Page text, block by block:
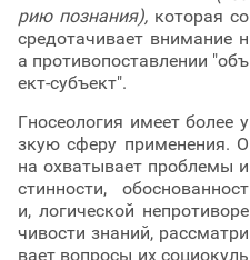
рию познания), которая со
средотачивает внимание н
а противопоставлении "объ
ект-субъект".
Гносеология имеет более у
зкую сферу применения. О
на охватывает проблемы и
стинности, обоснованност
и, логической непротиворе
чивости знаний, рассматри
вает вопросы их социокуль